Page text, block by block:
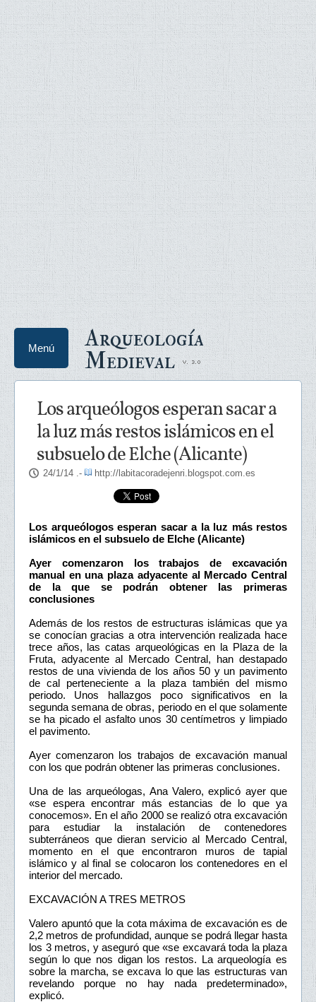
Arqueología
Medieval
Menú
Los arqueólogos esperan sacar a
la luz más restos islámicos en el
subsuelo de Elche (Alicante)
24/1/14 .- http://labitacoradejenri.blogspot.com.es
Los arqueólogos esperan sacar a la luz más restos
islámicos en el subsuelo de Elche (Alicante)
Ayer comenzaron los trabajos de excavación
manual en una plaza adyacente al Mercado Central
de la que se podrán obtener las primeras
conclusiones
Además de los restos de estructuras islámicas que ya
se conocían gracias a otra intervención realizada hace
trece años, las catas arqueológicas en la Plaza de la
Fruta, adyacente al Mercado Central, han destapado
restos de una vivienda de los años 50 y un pavimento
de cal perteneciente a la plaza también del mismo
periodo. Unos hallazgos poco significativos en la
segunda semana de obras, periodo en el que solamente
se ha picado el asfalto unos 30 centímetros y limpiado
el pavimento.
Ayer comenzaron los trabajos de excavación manual
con los que podrán obtener las primeras conclusiones.
Una de las arqueólogas, Ana Valero, explicó ayer que
«se espera encontrar más estancias de lo que ya
conocemos». En el año 2000 se realizó otra excavación
para estudiar la instalación de contenedores
subterráneos que dieran servicio al Mercado Central,
momento en el que encontraron muros de tapial
islámico y al final se colocaron los contenedores en el
interior del mercado.
EXCAVACIÓN A TRES METROS
Valero apuntó que la cota máxima de excavación es de
2,2 metros de profundidad, aunque se podrá llegar hasta
los 3 metros, y aseguró que «se excavará toda la plaza
según lo que nos digan los restos. La arqueología es
sobre la marcha, se excava lo que las estructuras van
revelando porque no hay nada predeterminado»,
explicó.